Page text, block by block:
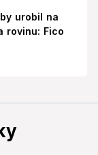
urobil na
rovinu: Fico